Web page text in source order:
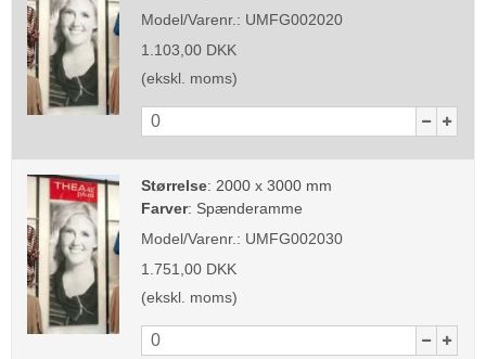
Model/Varenr.: UMFG002020
1.103,00 DKK
(ekskl. moms)
Størrelse: 2000 x 3000 mm
Farver: Spænderamme
Model/Varenr.: UMFG002030
1.751,00 DKK
(ekskl. moms)